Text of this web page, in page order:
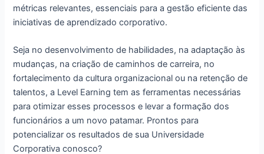
métricas relevantes, essenciais para a gestão eficiente das
iniciativas de aprendizado corporativo.
Seja no desenvolvimento de habilidades, na adaptação às
mudanças, na criação de caminhos de carreira, no
fortalecimento da cultura organizacional ou na retenção de
talentos, a Level Earning tem as ferramentas necessárias
para otimizar esses processos e levar a formação dos
funcionários a um novo patamar. Prontos para
potencializar os resultados de sua Universidade
Corporativa conosco?